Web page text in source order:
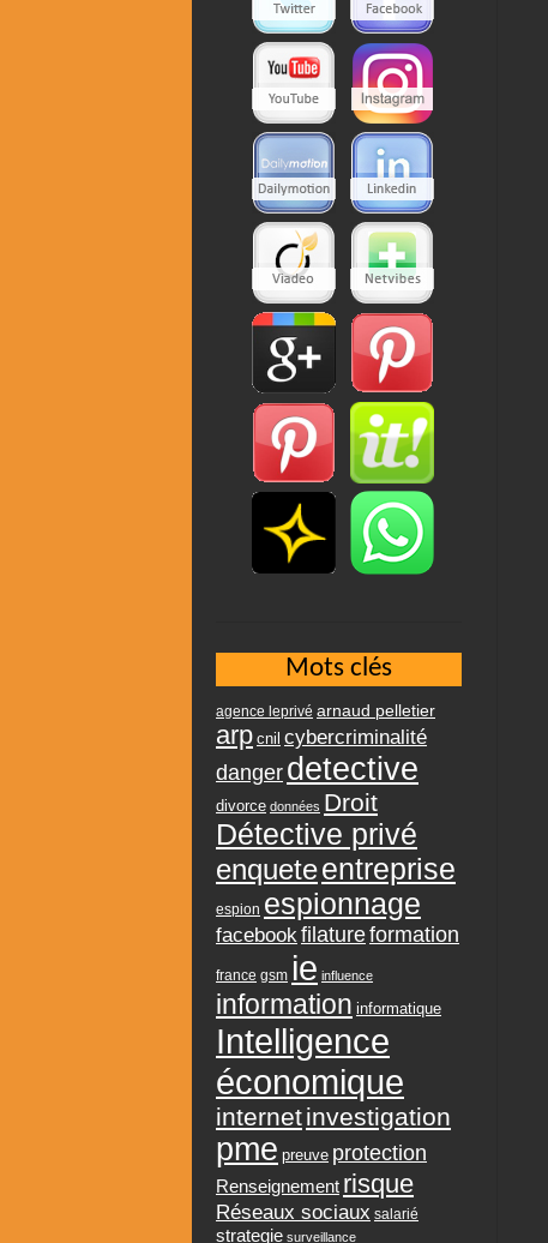
Mots clés
agence leprivé arnaud pelletier
arp cnil cybercriminalité
danger detective
divorce données Droit
Détective privé
enqueteentreprise
espion espionnage
facebookfilatureformation
france gsm ie influence
information informatique
Intelligence
économique
internetinvestigation
pme preuve protection
Renseignement risque
Réseaux sociaux salarié
strategie surveillance